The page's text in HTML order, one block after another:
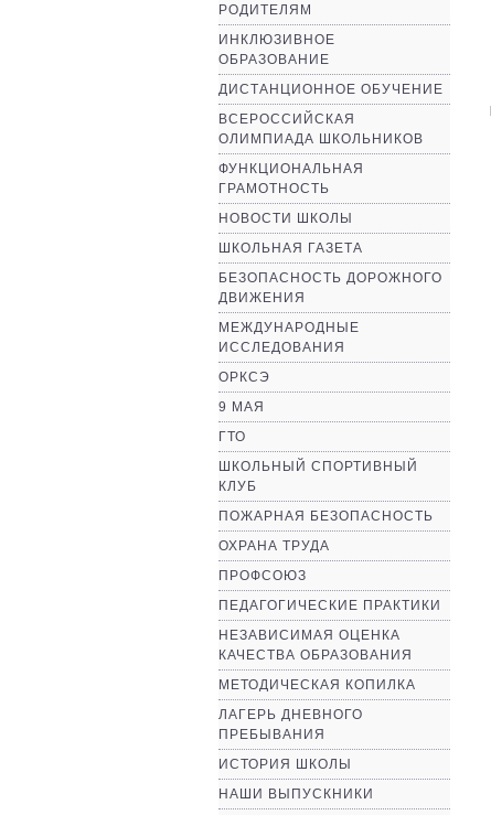
РОДИТЕЛЯМ
ИНКЛЮЗИВНОЕ
ОБРАЗОВАНИЕ
ДИСТАНЦИОННОЕ ОБУЧЕНИЕ
ВСЕРОССИЙСКАЯ
ОЛИМПИАДА ШКОЛЬНИКОВ
ФУНКЦИОНАЛЬНАЯ
ГРАМОТНОСТЬ
НОВОСТИ ШКОЛЫ
ШКОЛЬНАЯ ГАЗЕТА
БЕЗОПАСНОСТЬ ДОРОЖНОГО
ДВИЖЕНИЯ
МЕЖДУНАРОДНЫЕ
ИССЛЕДОВАНИЯ
ОРКСЭ
9 МАЯ
ГТО
ШКОЛЬНЫЙ СПОРТИВНЫЙ
КЛУБ
ПОЖАРНАЯ БЕЗОПАСНОСТЬ
ОХРАНА ТРУДА
ПРОФСОЮЗ
ПЕДАГОГИЧЕСКИЕ ПРАКТИКИ
НЕЗАВИСИМАЯ ОЦЕНКА
КАЧЕСТВА ОБРАЗОВАНИЯ
МЕТОДИЧЕСКАЯ КОПИЛКА
ЛАГЕРЬ ДНЕВНОГО
ПРЕБЫВАНИЯ
ИСТОРИЯ ШКОЛЫ
НАШИ ВЫПУСКНИКИ